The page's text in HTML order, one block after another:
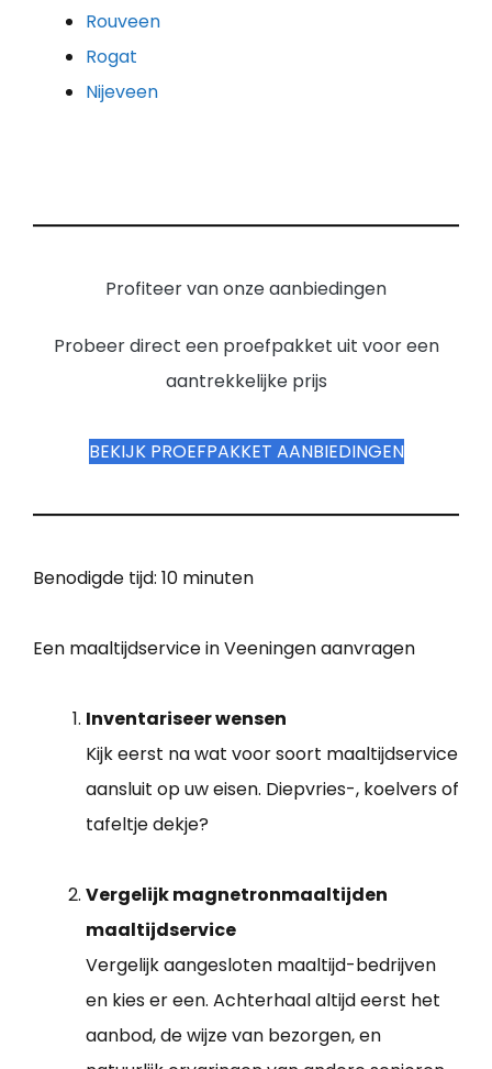
Rouveen
Rogat
Nijeveen
Profiteer van onze aanbiedingen
Probeer direct een proefpakket uit voor een
aantrekkelijke prijs
BEKIJK PROEFPAKKET AANBIEDINGEN
Benodigde tijd: 10 minuten
Een maaltijdservice in Veeningen aanvragen
Inventariseer wensen
Kijk eerst na wat voor soort maaltijdservice
aansluit op uw eisen. Diepvries-, koelvers of
tafeltje dekje?
Vergelijk magnetronmaaltijden
maaltijdservice
Vergelijk aangesloten maaltijd-bedrijven
en kies er een. Achterhaal altijd eerst het
aanbod, de wijze van bezorgen, en